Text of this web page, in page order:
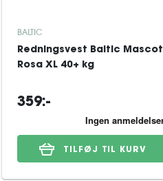
BALTIC
Redningsvest Baltic Mascot
Rosa XL 40+ kg
359:-
TILFØJ TIL KURV